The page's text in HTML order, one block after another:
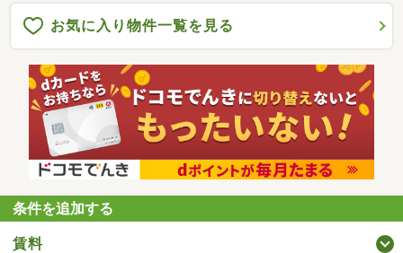
お気に入り物件一覧を見る
条件を追加する
賃料